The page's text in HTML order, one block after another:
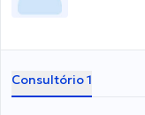
Consultório 1